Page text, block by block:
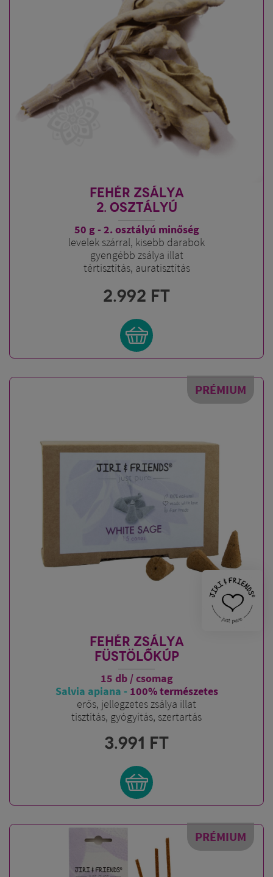
Kisebb tisztításokhoz elég, ha egy-egy levelet
elfüstölünk, tértisztításhoz, szertartásokhoz pedig a
különböző méretű kötegek közül tudunk válogatni. Ha
pedig végképp nincs módunk füstölni, használhatjuk a
fehér zsálya illóolajából készült térpermetet.
FEHÉR ZSÁLYA
2. OSZTÁLYÚ
50 g - 2. osztályú minőség
levelek szárral, kisebb darabok
gyengébb zsálya illat
tértisztítás, auratisztítás
2.992 FT
PRÉMIUM
FEHÉR ZSÁLYA
FÜSTÖLŐKÚP
15 db / csomag
Salvia apiana - 100% természetes
erős, jellegzetes zsálya illat
tisztítás, gyógyítás, szertartás
3.991 FT
PRÉMIUM